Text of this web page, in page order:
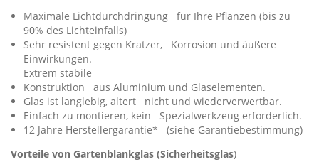
Maximale Lichtdurchdringung für Ihre Pflanzen (bis zu
90% des Lichteinfalls)
Sehr resistent gegen Kratzer, Korrosion und äußere
Einwirkungen.
Extrem stabile
Konstruktion aus Aluminium und Glaselementen.
Glas ist langlebig, altert nicht und wiederverwertbar.
Einfach zu montieren, kein Spezialwerkzeug erforderlich.
12 Jahre Herstellergarantie* (siehe Garantiebestimmung)
Vorteile von Gartenblankglas (Sicherheitsglas)